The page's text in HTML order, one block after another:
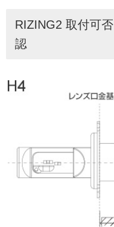
RIZING2 取付可否
認